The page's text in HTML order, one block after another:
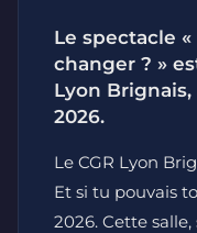
Le spectacle
changer ? »
Lyon
2026.
Le CGR Lyon
Et si tu pouvais
2026. Cette